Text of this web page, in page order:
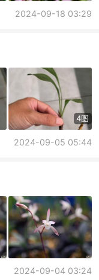
2024-09-18 03:29
4图
2024-09-05 05:44
2024-09-04 03:24